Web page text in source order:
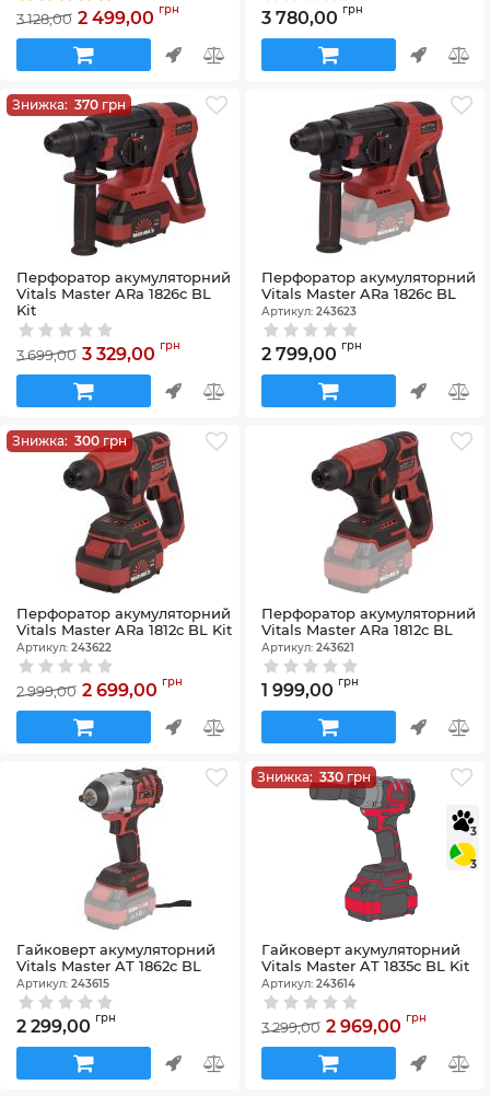
АКБ ,ЗП)
Артикул: P15009
3 128,00 2 499,00 грн пристрою)
Артикул:58_40701
3 780,00 грн
Знижка: 370 грн
Перфоратор акумуляторний
Vitals Master ARa 1826c BL
Kit
Артикул:243624
3 699,00 3 329,00 грн
Перфоратор акумуляторний
Vitals Master ARa 1826c BL
Артикул: 243623
2 799,00 грн
Знижка: 300 грн
Перфоратор акумуляторний
Vitals Master ARa 1812c BL Kit
Артикул: 243622
2 999,00 2 699,00 грн
Перфоратор акумуляторний
Vitals Master ARa 1812c BL
Артикул: 243621
1 999,00 грн
Гайковерт акумуляторний
Vitals Master AT 1862c BL
Артикул: 243615
2 299,00 грн
Знижка: 330 грн
3
3
Гайковерт акумуляторний
Vitals Master AT 1835с BL Kit
Артикул: 243614
3 299,00 2 969,00 грн